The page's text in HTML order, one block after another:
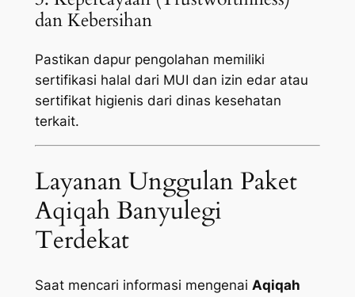
dan Kebersihan
Pastikan dapur pengolahan memiliki
sertifikasi halal dari MUI dan izin edar atau
sertifikat higienis dari dinas kesehatan
terkait.
Layanan Unggulan Paket
Aqiqah Banyulegi
Terdekat
Saat mencari informasi mengenai Aqiqah